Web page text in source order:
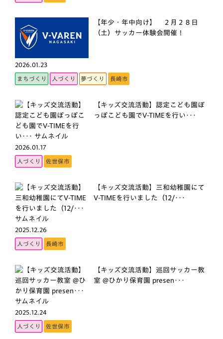
2026.01.23
【年少・年中向け】 ２月２８日
（土）サッカー体験会開催！
まちづくり 人づくり 夢づくり 長崎市
2026.01.17
【キッズ交流活動】認定こども園ぽ
っぽこども園でV-TIMEを行い･･･
人づくり 佐世保市
2025.12.26
【キッズ交流活動】三和幼稚園にて
V-TIMEを行いました（12/･･･
人づくり 長崎市
2025.12.24
【キッズ交流活動】巡回サッカー教
室 @ひかり保育園 presen･･･
人づくり 佐世保市